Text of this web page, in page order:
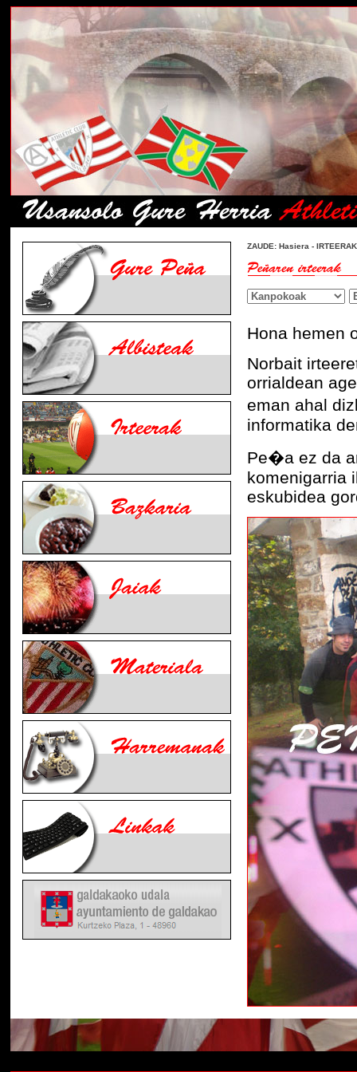
ZAUDE: Hasiera - IRTEERAK
Hona hemen
Norbait
orrialdean
eman ahal
informatika
Pe�a ez da
komenigarria
eskubidea